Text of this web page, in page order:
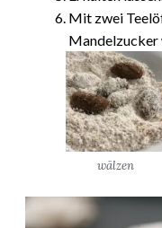
Mit zwei
Mandelzucker
wälzen